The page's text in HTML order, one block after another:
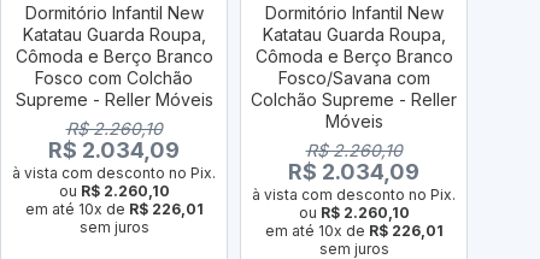
Dormitório Infantil New
Katatau Guarda Roupa,
Cômoda e Berço Branco
Fosco com Colchão
Supreme - Reller Móveis
R$ 2.260,10
R$ 2.034,09
à vista com desconto no Pix.
ou R$ 2.260,10
em até 10x de R$ 226,01
sem juros
Dormitório Infantil New
Katatau Guarda Roupa,
Cômoda e Berço Branco
Fosco/Savana com
Colchão Supreme - Reller
Móveis
R$ 2.260,10
R$ 2.034,09
à vista com desconto no Pix.
ou R$ 2.260,10
em até 10x de R$ 226,01
sem juros